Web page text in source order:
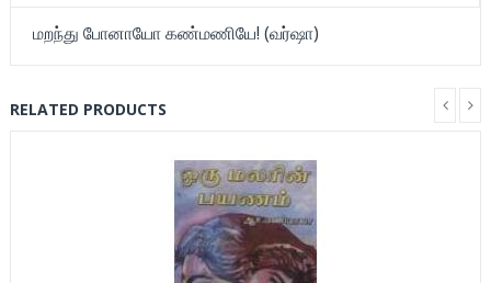
மறந்து போனாயோ கண்மணியே! (வர்ஷா)
RELATED PRODUCTS